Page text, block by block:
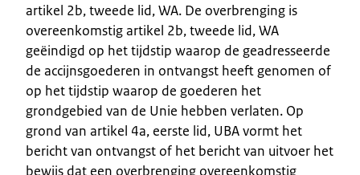
artikel 2b, tweede lid, WA. De overbrenging is
overeenkomstig artikel 2b, tweede lid, WA
geëindigd op het tijdstip waarop de geadresseerde
de accijnsgoederen in ontvangst heeft genomen of
op het tijdstip waarop de goederen het
grondgebied van de Unie hebben verlaten. Op
grond van artikel 4a, eerste lid, UBA vormt het
bericht van ontvangst of het bericht van uitvoer het
bewijs dat een overbrenging overeenkomstig